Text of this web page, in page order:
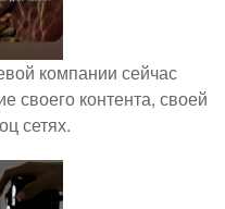
компании сейчас
своего контента, своей
сетях.